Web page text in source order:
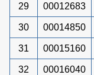
29 00012683
30 00014850
31 00015160
32 00016040